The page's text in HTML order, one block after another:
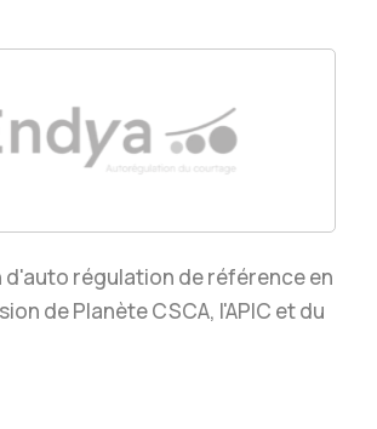
d'auto régulation de référence en
de Planète CSCA, l'APIC et du